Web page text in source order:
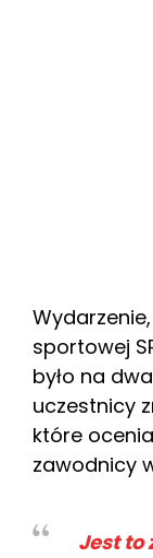
sportowej
było na
uczestnicy
które
zawodnicy
Jest to